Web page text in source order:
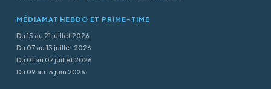
MÉDIAMAT HEBDO ET PRIME-TIME
Du 15 au 21 juillet 2026
Du 07 au 13 juillet 2026
Du 01 au 07 juillet 2026
Du 09 au 15 juin 2026